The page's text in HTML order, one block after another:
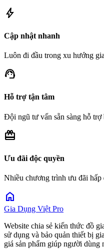
bolt
Cập nhật nhanh
Luôn đi đầu trong xu hướng
support_agent
Hỗ trợ tận tâm
Đội ngũ tư vấn sẵn sàng hỗ trợ
redeem
Ưu đãi độc quyền
Nhiều chương trình ưu đãi hấp
home
Gia Dụng Việt Pro
Website chia sẻ kiến thức đồ
sử dụng và bảo quản thiết bị
giá sản phẩm giúp người dùng